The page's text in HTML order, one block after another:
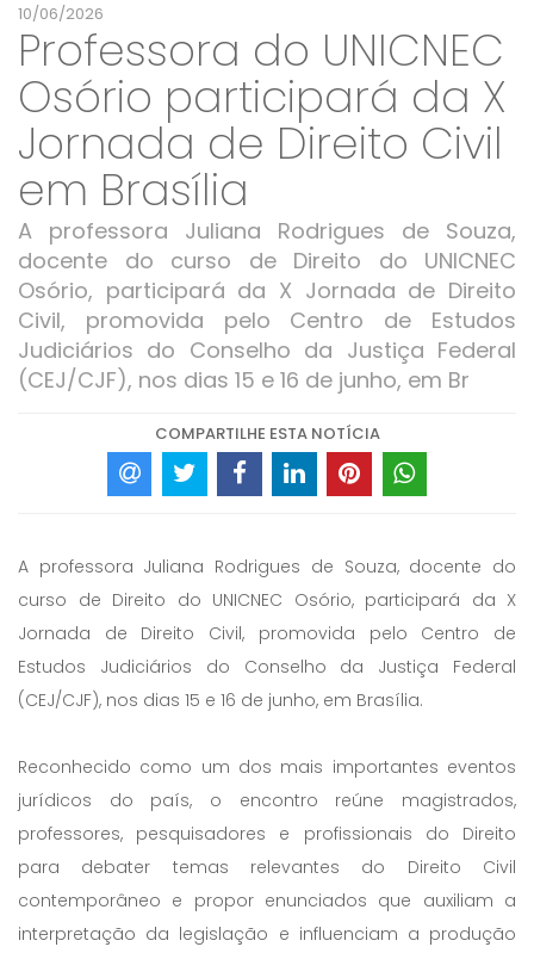
10/06/2026
Professora do UNICNEC
Osório participará da X
Jornada de Direito Civil
em Brasília
A professora Juliana Rodrigues de Souza,
docente do curso de Direito do UNICNEC
Osório, participará da X Jornada de Direito
Civil, promovida pelo Centro de Estudos
Judiciários do Conselho da Justiça Federal
(CEJ/CJF), nos dias 15 e 16 de junho, em Br
COMPARTILHE ESTA NOTÍCIA
A professora Juliana Rodrigues de Souza, docente do
curso de Direito do UNICNEC Osório, participará da X
Jornada de Direito Civil, promovida pelo Centro de
Estudos Judiciários do Conselho da Justiça Federal
(CEJ/CJF), nos dias 15 e 16 de junho, em Brasília.
Reconhecido como um dos mais importantes eventos
jurídicos do país, o encontro reúne magistrados,
professores, pesquisadores e profissionais do Direito
para debater temas relevantes do Direito Civil
contemporâneo e propor enunciados que auxiliam a
interpretação da legislação e influenciam a produção